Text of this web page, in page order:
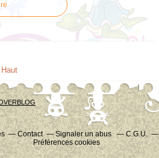
Haut
Contact Signaler un abus C.G.U.
Préférences cookies